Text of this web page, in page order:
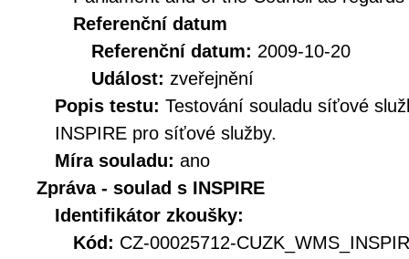
Referenční datum
Referenční datum: 2009-10-20
Událost: zveřejnění
Popis testu: Testování souladu síťové
INSPIRE pro síťové služby.
Míra souladu: ano
Zpráva - soulad s INSPIRE
Identifikátor zkoušky:
Kód: CZ-00025712-